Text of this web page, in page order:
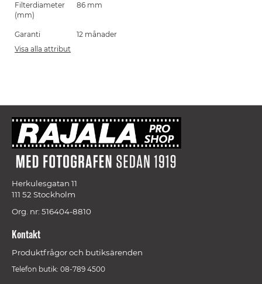
Filterdiameter
(mm)
86 mm
Garanti
12 månader
Visa alla attribut
Herkulesgatan 11
111 52 Stockholm
Org. nr: 516404-8810
Kontakt
Produktfrågor och butiksärenden
Telefon butik: 08-789 4500